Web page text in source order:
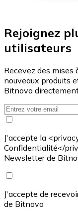
Rejoignez
utilisateurs
Recevez des mises
nouveaux produits
Bitnovo
J'accepte la
Confidentialité</
Newsletter de
J'accepte de
de Bitnovo